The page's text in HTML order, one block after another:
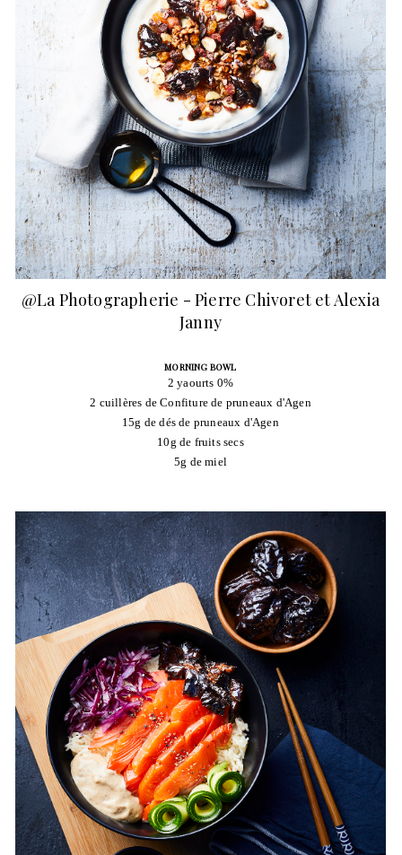
@La Photographerie - Pierre Chivoret et Alexia
Janny
MORNING BOWL
2 yaourts 0%
2 cuillères de Confiture de pruneaux d'Agen
15g de dés de pruneaux d'Agen
10g de fruits secs
5g de miel